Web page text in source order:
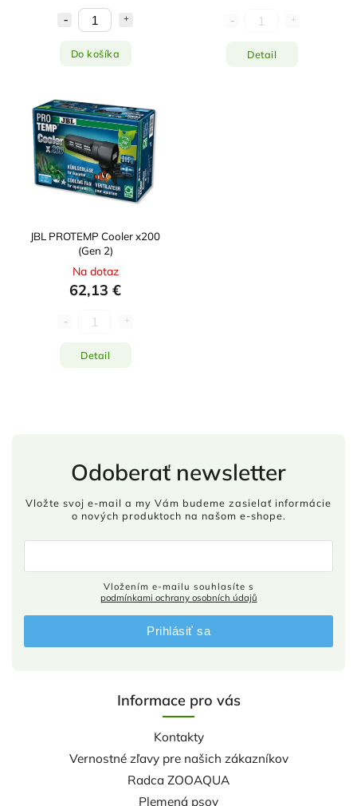
Do košíka Detail
JBL PROTEMP Cooler x200
(Gen 2)
Na dotaz
62,13 €
Detail
Informace pro vás
Kontakty
Vernostné zľavy pre našich zákazníkov
Radca ZOOAQUA
Plemená psov
Odoberať newsletter
Vložte svoj e-mail a my Vám budeme zasielať informácie
o nových produktoch na našom e-shope.
podmínkami ochrany osobních údajů
Prihlásiť sa